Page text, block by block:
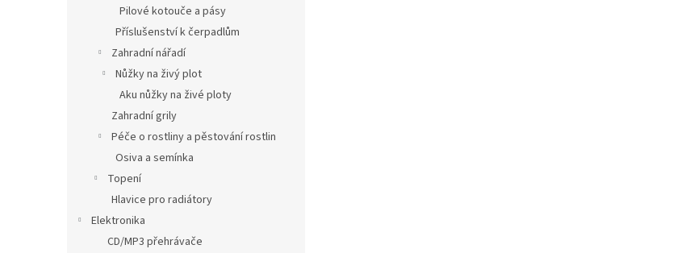
Pilové kotouče a pásy
Příslušenství k čerpadlům
Zahradní nářadí
Nůžky na živý plot
Aku nůžky na živé ploty
Zahradní grily
Péče o rostliny a pěstování rostlin
Osiva a semínka
Topení
Hlavice pro radiátory
Elektronika
CD/MP3 přehrávače